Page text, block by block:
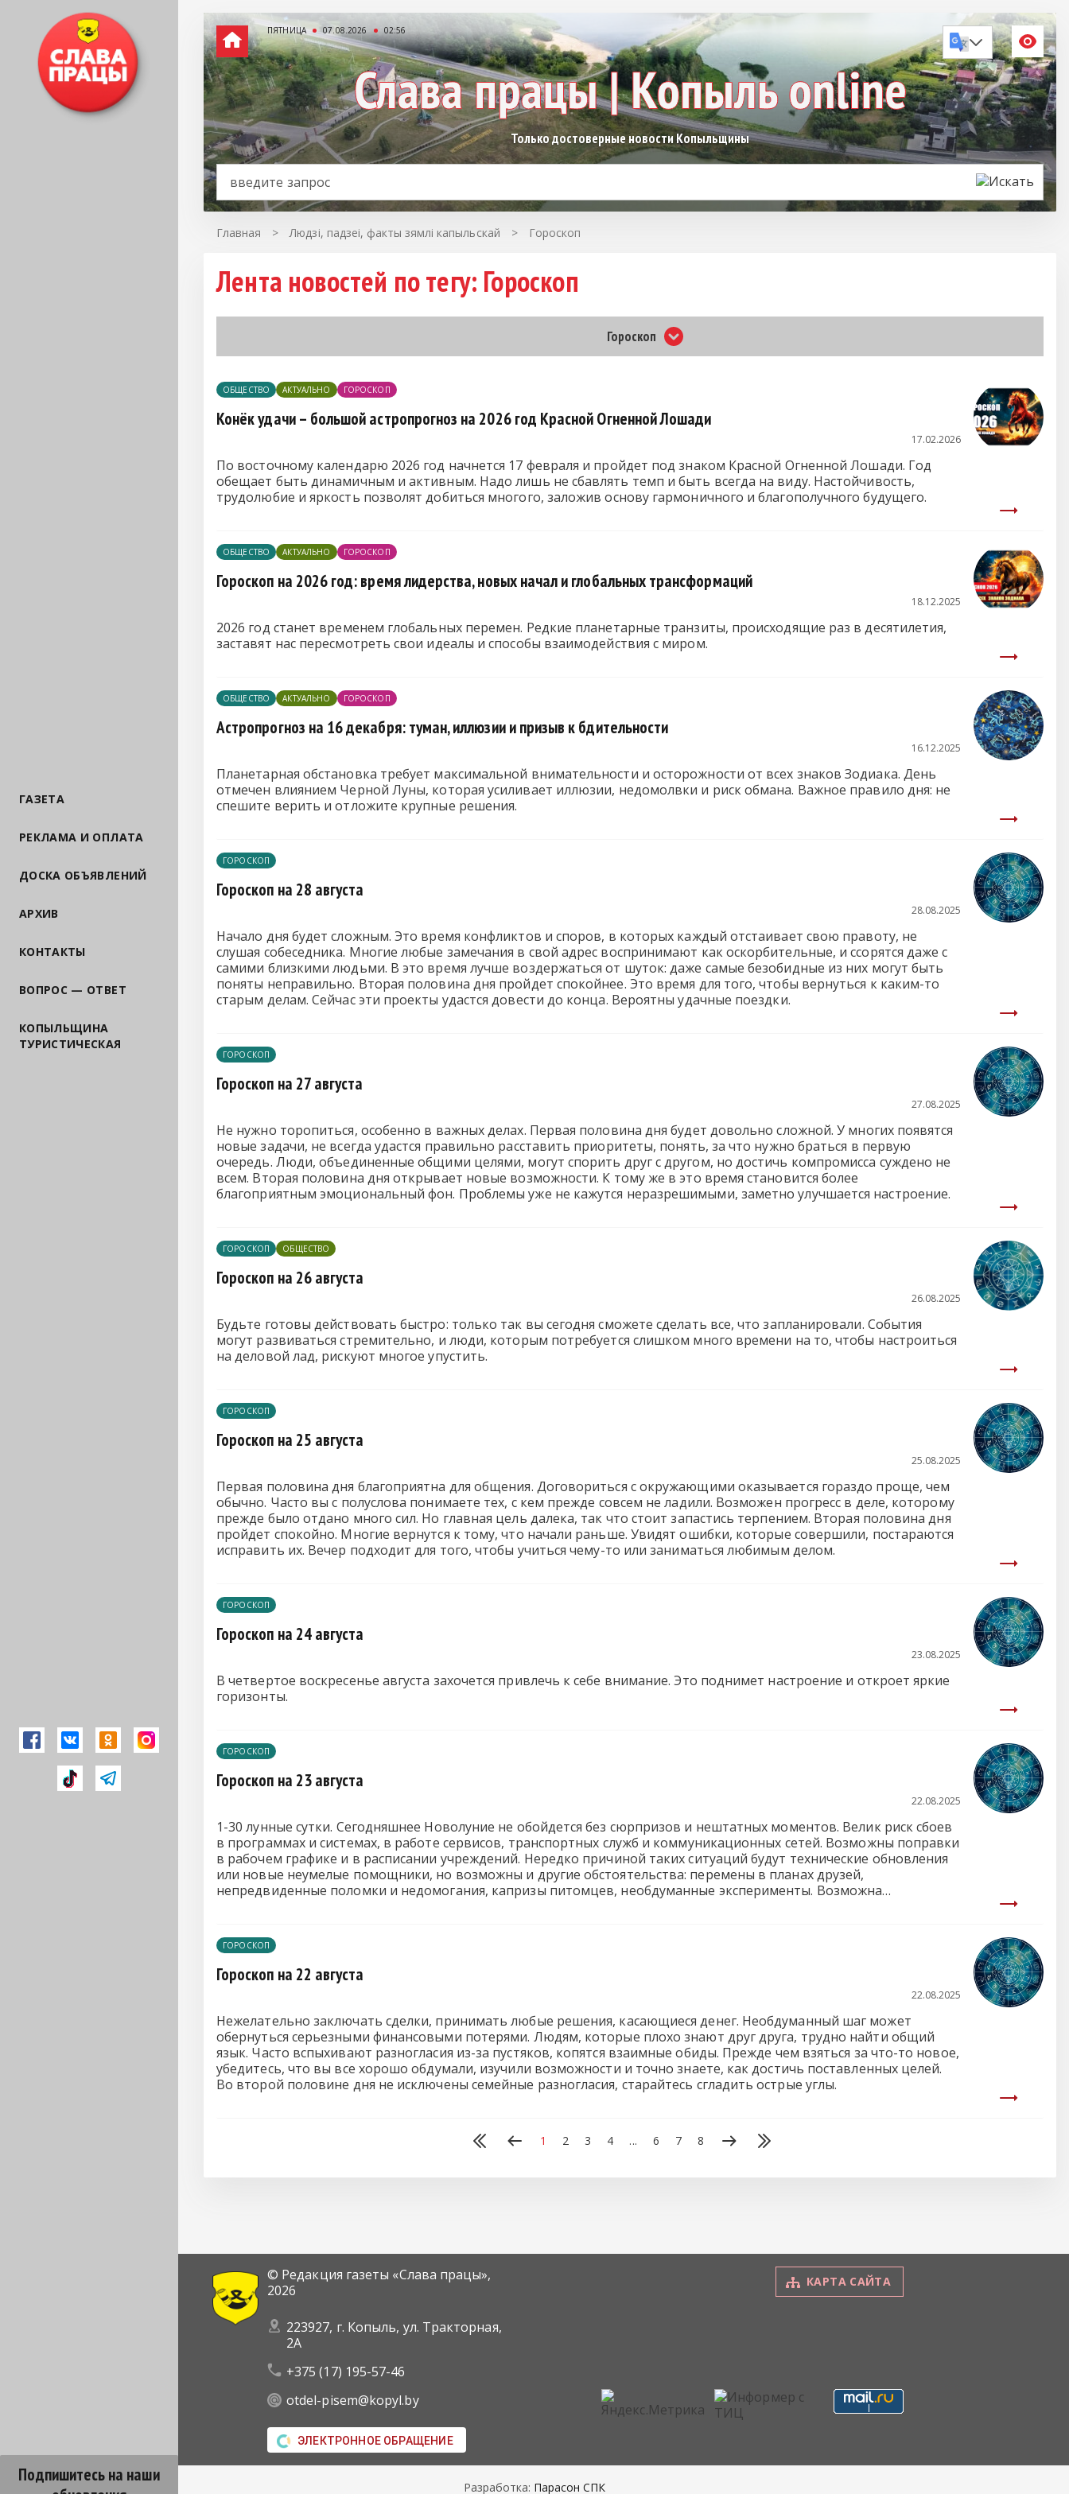
ГАЗЕТА
РЕКЛАМА И ОПЛАТА
ДОСКА ОБЪЯВЛЕНИЙ
АРХИВ
КОНТАКТЫ
ВОПРОС — ОТВЕТ
КОПЫЛЬЩИНА
ТУРИСТИЧЕСКАЯ
Подпишитесь на наши
ПЯТНИЦА 07.08.2026 02:56
Только достоверные новости Копыльщины
Главная > Людзі, падзеі, факты зямлі капыльскай > Гороскоп
Лента новостей по тегу: Гороскоп
Гороскоп
ОБЩЕСТВО АКТУАЛЬНО ГОРОСКОП
Конёк удачи – большой астропрогноз на 2026 год Красной Огненной Лошади
17.02.2026
По восточному календарю 2026 год начнется 17 февраля и пройдет под знаком Красной Огненной Лошади. Год
обещает быть динамичным и активным. Надо лишь не сбавлять темп и быть всегда на виду. Настойчивость,
трудолюбие и яркость позволят добиться многого, заложив основу гармоничного и благополучного будущего.
ОБЩЕСТВО АКТУАЛЬНО ГОРОСКОП
Гороскоп на 2026 год: время лидерства, новых начал и глобальных трансформаций
18.12.2025
2026 год станет временем глобальных перемен. Редкие планетарные транзиты, происходящие раз в десятилетия,
заставят нас пересмотреть свои идеалы и способы взаимодействия с миром.
ОБЩЕСТВО АКТУАЛЬНО ГОРОСКОП
Астропрогноз на 16 декабря: туман, иллюзии и призыв к бдительности
16.12.2025
Планетарная обстановка требует максимальной внимательности и осторожности от всех знаков Зодиака. День
отмечен влиянием Черной Луны, которая усиливает иллюзии, недомолвки и риск обмана. Важное правило дня: не
спешите верить и отложите крупные решения.
ГОРОСКОП
Гороскоп на 28 августа
28.08.2025
Начало дня будет сложным. Это время конфликтов и споров, в которых каждый отстаивает свою правоту, не
слушая собеседника. Многие любые замечания в свой адрес воспринимают как оскорбительные, и ссорятся даже с
самими близкими людьми. В это время лучше воздержаться от шуток: даже самые безобидные из них могут быть
поняты неправильно. Вторая половина дня пройдет спокойнее. Это время для того, чтобы вернуться к каким-то
старым делам. Сейчас эти проекты удастся довести до конца. Вероятны удачные поездки.
ГОРОСКОП
Гороскоп на 27 августа
27.08.2025
Не нужно торопиться, особенно в важных делах. Первая половина дня будет довольно сложной. У многих появятся
новые задачи, не всегда удастся правильно расставить приоритеты, понять, за что нужно браться в первую
очередь. Люди, объединенные общими целями, могут спорить друг с другом, но достичь компромисса суждено не
всем. Вторая половина дня открывает новые возможности. К тому же в это время становится более
благоприятным эмоциональный фон. Проблемы уже не кажутся неразрешимыми, заметно улучшается настроение.
ГОРОСКОП ОБЩЕСТВО
Гороскоп на 26 августа
26.08.2025
Будьте готовы действовать быстро: только так вы сегодня сможете сделать все, что запланировали. События
могут развиваться стремительно, и люди, которым потребуется слишком много времени на то, чтобы настроиться
на деловой лад, рискуют многое упустить.
ГОРОСКОП
Гороскоп на 25 августа
25.08.2025
Первая половина дня благоприятна для общения. Договориться с окружающими оказывается гораздо проще, чем
обычно. Часто вы с полуслова понимаете тех, с кем прежде совсем не ладили. Возможен прогресс в деле, которому
прежде было отдано много сил. Но главная цель далека, так что стоит запастись терпением. Вторая половина дня
пройдет спокойно. Многие вернутся к тому, что начали раньше. Увидят ошибки, которые совершили, постараются
исправить их. Вечер подходит для того, чтобы учиться чему-то или заниматься любимым делом.
ГОРОСКОП
Гороскоп на 24 августа
23.08.2025
В четвертое воскресенье августа захочется привлечь к себе внимание. Это поднимет настроение и откроет яркие
горизонты.
ГОРОСКОП
Гороскоп на 23 августа
22.08.2025
1-30 лунные сутки. Сегодняшнее Новолуние не обойдется без сюрпризов и нештатных моментов. Велик риск сбоев
в программах и системах, в работе сервисов, транспортных служб и коммуникационных сетей. Возможны поправки
в рабочем графике и в расписании учреждений. Нередко причиной таких ситуаций будут технические обновления
или новые неумелые помощники, но возможны и другие обстоятельства: перемены в планах друзей,
непредвиденные поломки и недомогания, капризы питомцев, необдуманные эксперименты. Возможна
ГОРОСКОП
Гороскоп на 22 августа
22.08.2025
Нежелательно заключать сделки, принимать любые решения, касающиеся денег. Необдуманный шаг может
обернуться серьезными финансовыми потерями. Людям, которые плохо знают друг друга, трудно найти общий
язык. Часто вспыхивают разногласия из-за пустяков, копятся взаимные обиды. Прежде чем взяться за что-то новое,
убедитесь, что вы все хорошо обдумали, изучили возможности и точно знаете, как достичь поставленных целей.
Во второй половине дня не исключены семейные разногласия, старайтесь сгладить острые углы.
1 2 3 4 ... 6 7 8
© Редакция газеты «Слава працы»,
2026
223927, г. Копыль, ул. Тракторная,
2А
+375 (17) 195-57-46
otdel-pisem@kopyl.by
ЭЛЕКТРОННОЕ ОБРАЩЕНИЕ
КАРТА САЙТА
Разработка: Парасон СПК